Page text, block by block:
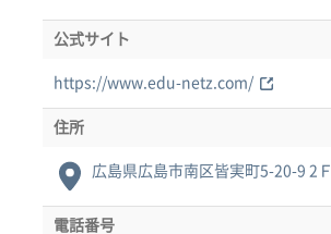
公式サイト
https://www.edu-netz.com/
住所
広島県広島市南区皆実町5-20-9 2Ｆ
電話番号